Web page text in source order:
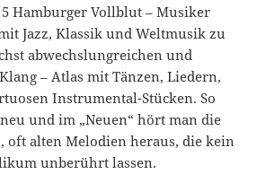
Hamburger Vollblut – Musiker
Jazz, Klassik und Weltmusik zu
abwechslungreichen und
– Atlas mit Tänzen, Liedern,
Instrumental-Stücken. So
und im „Neuen“ hört man die
oft alten Melodien heraus, die kein
unberührt lassen.